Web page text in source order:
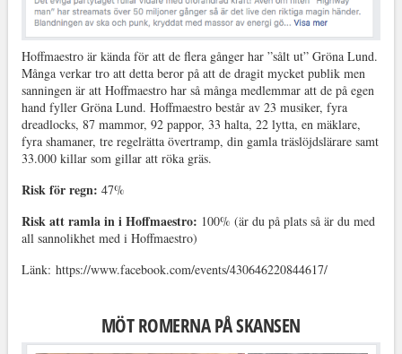
Hoffmaestro är kända för att de flera gånger har ”sålt ut” Gröna Lund.
Många verkar tro att detta beror på att de dragit mycket publik men
sanningen är att Hoffmaestro har så många medlemmar att de på egen
hand fyller Gröna Lund. Hoffmaestro består av 23 musiker, fyra
dreadlocks, 87 mammor, 92 pappor, 33 halta, 22 lytta, en mäklare,
fyra shamaner, tre regelrätta övertramp, din gamla träslöjdslärare samt
33.000 killar som gillar att röka gräs.
Risk för regn: 47%
Risk att ramla in i Hoffmaestro: 100% (är du på plats så är du med
all sannolikhet med i Hoffmaestro)
Länk: https://www.facebook.com/events/430646220844617/
MÖT ROMERNA PÅ SKANSEN